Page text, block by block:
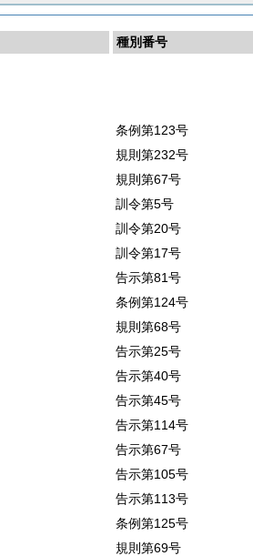
種別番号
条例第123号
規則第232号
規則第67号
訓令第5号
訓令第20号
訓令第17号
告示第81号
条例第124号
規則第68号
告示第25号
告示第40号
告示第45号
告示第114号
告示第67号
告示第105号
告示第113号
条例第125号
規則第69号